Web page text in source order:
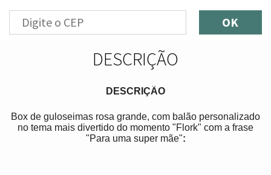
OK
DESCRIÇÃO
DESCRIÇÃO
Box de guloseimas rosa grande, com balão personalizado
no tema mais divertido do momento "Flork" com a frase
"Para uma super mãe":